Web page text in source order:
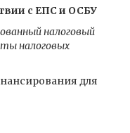
с ЕПС и ОСБУ
налоговый
налоговых
для